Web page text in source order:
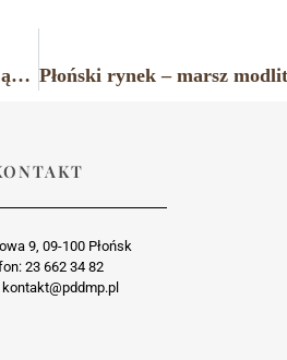
„Drzewo Pamięci” – rzeźba odsłonięta w marcu 2002 roku, symbolizująca przyjaźń i współpracę pomiędzy Płońskiem a okręgiem Ramat Negev w Izraelu.
9, 09-100 Płońsk
23 662 34 82